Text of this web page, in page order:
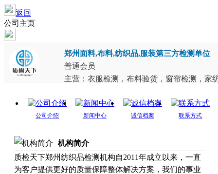
返回
公司主页
郑州面料,布料,纺织品,服装第三方检测单位
普通会员
主营：衣服检测，布料验货，窗帘检测，家
公司介绍 新闻中心 诚信档案 联系方式
机构简介
质检天下郑州纺织品检测机构自2011年成立以来，一直
为客户提供更好的质量保障整体解决方案，我们的事业